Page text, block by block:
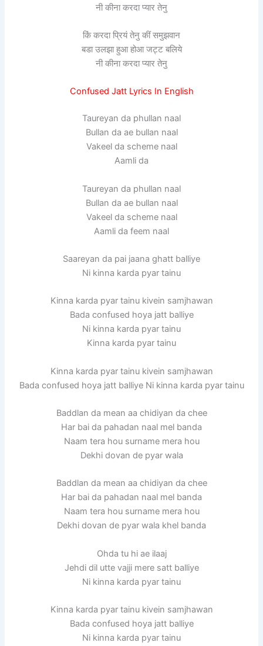
नी कीना करदा प्यार तेनु
किं करदा प्रियं तेनु कीं समुझवान
बडा उलझा हुआ होआ जट्ट बलिये
नी कीना करदा प्यार तेनु
Confused Jatt Lyrics In English
Taureyan da phullan naal
Bullan da ae bullan naal
Vakeel da scheme naal
Aamli da
Taureyan da phullan naal
Bullan da ae bullan naal
Vakeel da scheme naal
Aamli da feem naal
Saareyan da pai jaana ghatt balliye
Ni kinna karda pyar tainu
Kinna karda pyar tainu kivein samjhawan
Bada confused hoya jatt balliye
Ni kinna karda pyar tainu
Kinna karda pyar tainu
Kinna karda pyar tainu kivein samjhawan
Bada confused hoya jatt balliye Ni kinna karda pyar tainu
Baddlan da mean aa chidiyan da chee
Har bai da pahadan naal mel banda
Naam tera hou surname mera hou
Dekhi dovan de pyar wala
Baddlan da mean aa chidiyan da chee
Har bai da pahadan naal mel banda
Naam tera hou surname mera hou
Dekhi dovan de pyar wala khel banda
Ohda tu hi ae ilaaj
Jehdi dil utte vajji mere satt balliye
Ni kinna karda pyar tainu
Kinna karda pyar tainu kivein samjhawan
Bada confused hoya jatt balliye
Ni kinna karda pyar tainu